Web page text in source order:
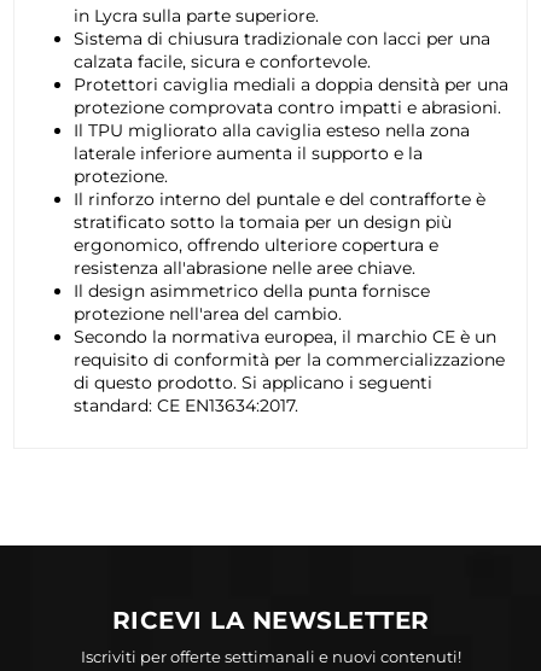
in Lycra sulla parte superiore.
Sistema di chiusura tradizionale con lacci per una
calzata facile, sicura e confortevole.
Protettori caviglia mediali a doppia densità per una
protezione comprovata contro impatti e abrasioni.
Il TPU migliorato alla caviglia esteso nella zona
laterale inferiore aumenta il supporto e la
protezione.
Il rinforzo interno del puntale e del contrafforte è
stratificato sotto la tomaia per un design più
ergonomico, offrendo ulteriore copertura e
resistenza all'abrasione nelle aree chiave.
Il design asimmetrico della punta fornisce
protezione nell'area del cambio.
Secondo la normativa europea, il marchio CE è un
requisito di conformità per la commercializzazione
di questo prodotto. Si applicano i seguenti
standard: CE EN13634:2017.
RICEVI LA NEWSLETTER
Iscriviti per offerte settimanali e nuovi contenuti!